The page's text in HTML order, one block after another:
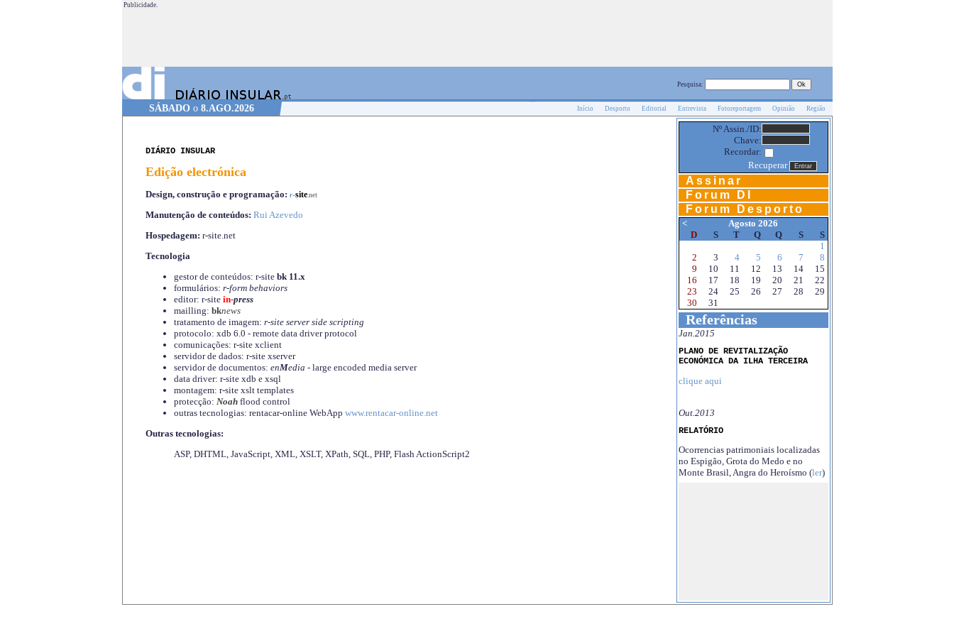
Publicidade.
Pesquisa:
SÁBADO o 8.AGO.2026 Início Desporto Editorial Entrevista Fotoreportagem Opinião Região
DIÁRIO INSULAR
Edição electrónica
Design, construção e programação: r-site.net
Manutenção de conteúdos: Rui Azevedo
Hospedagem: r-site.net
Tecnologia
gestor de conteúdos: r-site bk 11.x
formulários: r-form behaviors
editor: r-site in-press
mailling: bknews
tratamento de imagem: r-site server side scripting
protocolo: xdb 6.0 - remote data driver protocol
comunicações: r-site xclient
servidor de dados: r-site xserver
servidor de documentos: enMedia - large encoded media server
data driver: r-site xdb e xsql
montagem: r-site xslt templates
protecção: Noahflood control
outras tecnologias: rentacar-online WebApp www.rentacar-online.net
Outras tecnologias:
ASP, DHTML, JavaScript, XML, XSLT, XPath, SQL, PHP, Flash ActionScript2
Nº Assin./ID:
Chave:
Recordar:
Recuperar
Assinar
Forum DI
Forum Desporto
<
Agosto 2026
D
S T Q Q S
S
1
2
3 4 5 6 7
8
9
10 11 12 13 14
15
16
17 18 19 20 21
22
23
24 25 26 27 28
29
30
31
Referências
Jan.2015
PLANO DE REVITALIZAÇÃO
ECONÓMICA DA ILHA TERCEIRA
clique aqui
Out.2013
RELATÓRIO
Ocorrencias patrimoniais localizadas
no Espigão, Grota do Medo e no
Monte Brasil, Angra do Heroísmo (ler)